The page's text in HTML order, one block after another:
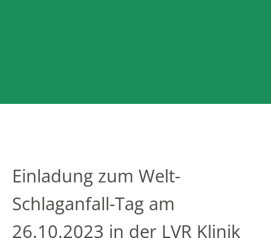
Einladung zum Welt-
Schlaganfall-Tag am
26.10.2023 in der LVR Klinik